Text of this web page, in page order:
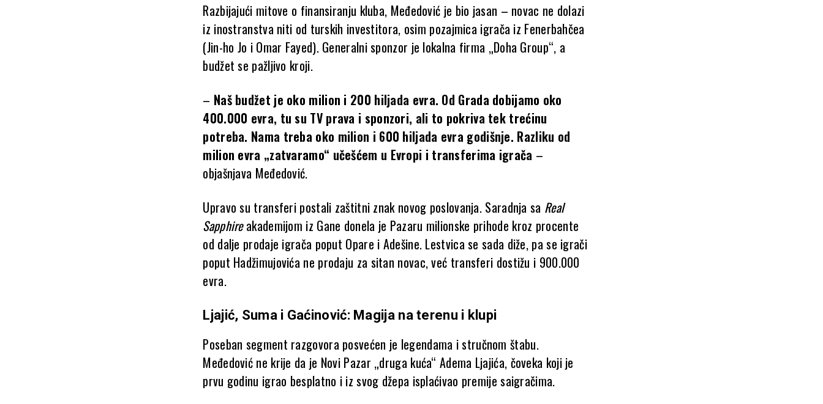
Razbijajući mitove o finansiranju kluba, Međedović je bio jasan – novac ne dolazi
iz inostranstva niti od turskih investitora, osim pozajmica igrača iz Fenerbahčea
(Jin-ho Jo i Omar Fayed). Generalni sponzor je lokalna firma „Doha Group“, a
budžet se pažljivo kroji.
– Naš budžet je oko milion i 200 hiljada evra. Od Grada dobijamo oko
400.000 evra, tu su TV prava i sponzori, ali to pokriva tek trećinu
potreba. Nama treba oko milion i 600 hiljada evra godišnje. Razliku od
milion evra „zatvaramo“ učešćem u Evropi i transferima igrača –
objašnjava Međedović.
Upravo su transferi postali zaštitni znak novog poslovanja. Saradnja sa Real
Sapphireakademijom iz Gane donela je Pazaru milionske prihode kroz procente
od dalje prodaje igrača poput Opare i Adešine. Lestvica se sada diže, pa se igrači
poput Hadžimujovića ne prodaju za sitan novac, već transferi dostižu i 900.000
evra.
Ljajić, Suma i Gaćinović: Magija na terenu i klupi
Poseban segment razgovora posvećen je legendama i stručnom štabu.
Međedović ne krije da je Novi Pazar „druga kuća“ Adema Ljajića, čoveka koji je
prvu godinu igrao besplatno i iz svog džepa isplaćivao premije saigračima.